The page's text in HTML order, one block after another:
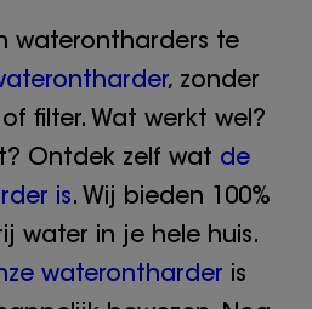
waterontharders te
, zonder
of filter. Wat werkt wel?
Ontdek zelf wat de
is. Wij bieden 100%
water in je hele huis.
waterontharder is